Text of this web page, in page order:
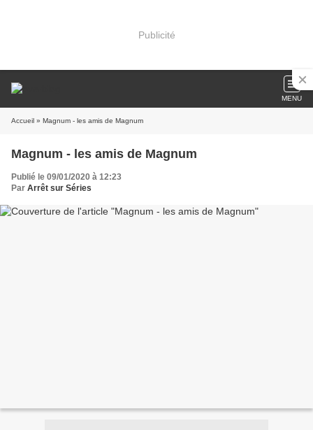
Publicité
MENU
Accueil » Magnum - les amis de Magnum
Magnum - les amis de Magnum
Publié le 09/01/2020 à 12:23
Par Arrêt sur Séries